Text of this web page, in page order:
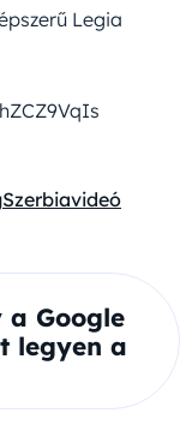
Legia
Szerbiavideó
Google
legyen a